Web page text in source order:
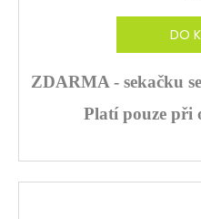
DO
ZDARMA - sekačku
Platí pouze při